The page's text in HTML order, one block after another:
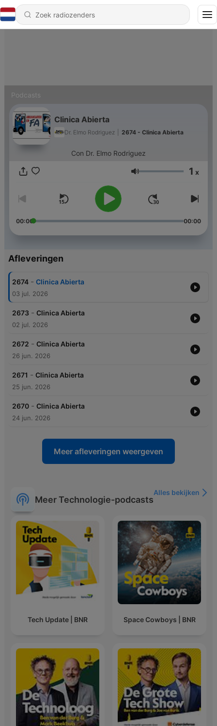
Podcasts
Cli­nica Abierta
Dr. Elmo Rodriguez 2674 - Cli­nica Abierta
Con Dr. Elmo Rodriguez
Volume 1 x
00:00 00:00
Afleveringen
2674 - Cli­nica Abierta
03 jul. 2026
2673 - Cli­nica Abierta
02 jul. 2026
2672 - Cli­nica Abierta
26 jun. 2026
2671 - Cli­nica Abierta
25 jun. 2026
2670 - Cli­nica Abierta
24 jun. 2026
Meer afleveringen weergeven
Meer Technologie-podcasts
Alles bekijken
Tech Update | BNR Space Cowboys | BNR